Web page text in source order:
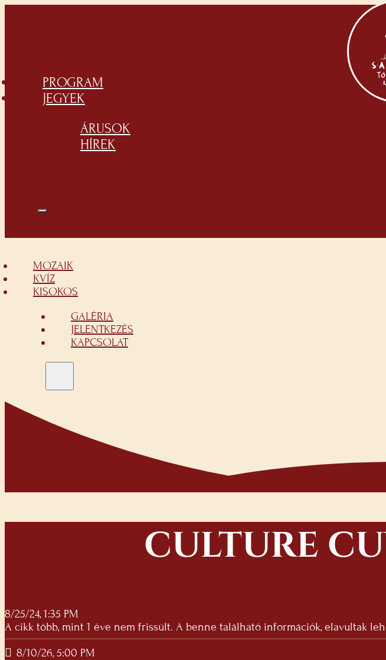
PROGRAM
JEGYEK
ÁRUSOK
HÍREK
MOZAIK
KVÍZ
KISOKOS
GALÉRIA
JELENTKEZÉS
KAPCSOLAT
CULTURE
8/25/24, 1:35 PM
A cikk több, mint 1 éve nem frissült. A benne található információk, elavultak
8/10/26, 5:00 PM